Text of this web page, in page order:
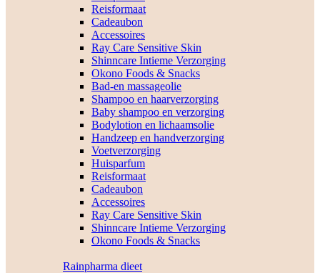
Reisformaat
Cadeaubon
Accessoires
Ray Care Sensitive Skin
Shinncare Intieme Verzorging
Okono Foods & Snacks
Bad-en massageolie
Shampoo en haarverzorging
Baby shampoo en verzorging
Bodylotion en lichaamsolie
Handzeep en handverzorging
Voetverzorging
Huisparfum
Reisformaat
Cadeaubon
Accessoires
Ray Care Sensitive Skin
Shinncare Intieme Verzorging
Okono Foods & Snacks
Rainpharma dieet